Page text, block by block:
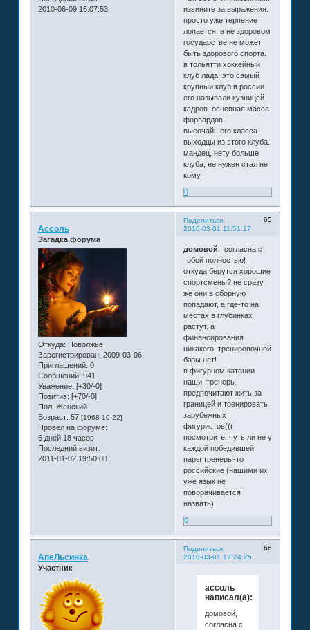
2010-06-09 16:07:53
извините за выражения.
просто уже терпение
лопается. в не здоровом
государстве не может
быть здорового спорта.
в тольятти хоккейный
клуб лада. это самый
крупный клуб в россии.
его называли кузницей
кадров. основная масса
форвардов
высочайшего класса
выходцы из этого клуба.
мандец, нету больше
клуба, не нужен стал не
кому.
0
Поделиться
65
2010-03-01 11:51:17
Ассоль
Загадка форума
Откуда: Поволжье
Зарегистрирован: 2009-03-06
Приглашений: 0
Сообщений: 941
Уважение: [+30/-0]
Позитив: [+70/-0]
Пол: Женский
Возраст: 57 [1968-10-22]
Провел на форуме:
6 дней 18 часов
Последний визит:
2011-01-02 19:50:08
домовой , согласна с
тобой полностью!
откуда берутся хорошие
спортсмены? не сразу
же они в сборную
попадают, а где-то на
местах в глубинках
растут. а
финансирования
никакого, тренировочной
базы нет!
в фигурном катании
наши тренеры
предпочитают жить за
границей и тренировать
зарубежных
фигуристов(((
посмотрите: чуть ли не у
каждой победившей
пары тренеры-то
российские (нашими их
уже язык не
поворачивается
назвать)!
0
Поделиться
66
2010-03-01 12:24:25
АпеЛьсинка
Участник
ассоль
написал(а):
домовой,
согласна с